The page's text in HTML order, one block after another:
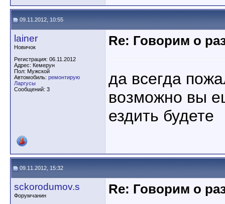
09.11.2012, 10:55
lainer
Новичок
Регистрация: 06.11.2012
Адрес: Кемерун
Пол: Мужской
Автомобиль: ремонтирую
Ларгусы
Сообщений: 3
Re: Говорим о
да всегда
возможно вы
ездить будете
09.11.2012, 15:32
sckorodumov.s
Форумчанин
Re: Говорим о